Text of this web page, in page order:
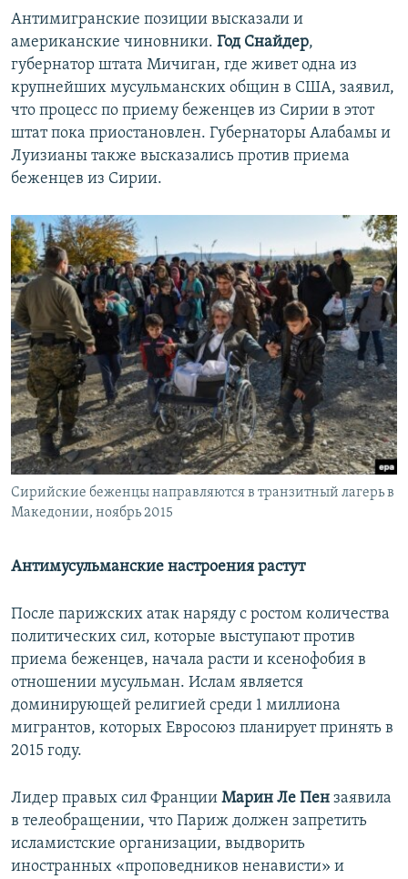
Антимигранские позиции высказали и
американские чиновники. Год Снайдер,
губернатор штата Мичиган, где живет одна из
крупнейших мусульманских общин в США, заявил,
что процесс по приему беженцев из Сирии в этот
штат пока приостановлен. Губернаторы Алабамы и
Луизианы также высказались против приема
беженцев из Сирии.
Сирийские беженцы направляются в транзитный лагерь в
Македонии, ноябрь 2015
Антимусульманские настроения растут
После парижских атак наряду с ростом количества
политических сил, которые выступают против
приема беженцев, начала расти и ксенофобия в
отношении мусульман. Ислам является
доминирующей религией среди 1 миллиона
мигрантов, которых Евросоюз планирует принять в
2015 году.
Лидер правых сил Франции Марин Ле Пен заявила
в телеобращении, что Париж должен запретить
исламистские организации, выдворить
иностранных «проповедников ненависти» и